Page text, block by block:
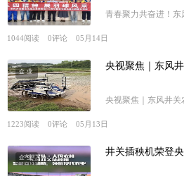
青春聚力共奋进！东
1044阅读 0评论 05月14日
企业 央视聚焦｜东风
央视聚焦｜东风井关
1223阅读 0评论 05月13日
企业 井关插秧机荣登